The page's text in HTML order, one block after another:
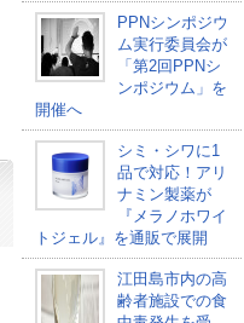
PPNシンポジウ
ム実行委員会が
「第2回PPNシ
ンポジウム」を
開催へ
シミ・シワに1
品で対応！アリ
ナミン製薬が
『メラノホワイ
トジェル』を通販で展開
江田島市内の高
齢者施設での食